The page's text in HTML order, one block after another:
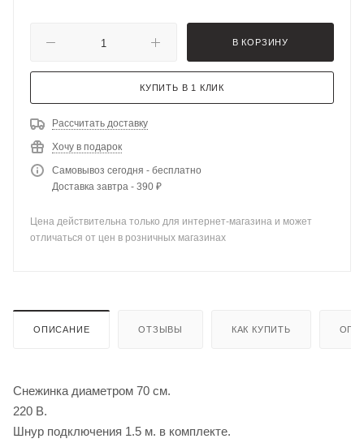
В КОРЗИНУ
КУПИТЬ В 1 КЛИК
Рассчитать доставку
Хочу в подарок
Самовывоз сегодня - бесплатно
Доставка завтра - 390 ₽
Цена действительна только для интернет-магазина и может
отличаться от цен в розничных магазинах
ОПИСАНИЕ ОТЗЫВЫ КАК КУПИТЬ
Снежинка диаметром 70 см.
220 B.
Шнур подключения 1.5 м. в комплекте.